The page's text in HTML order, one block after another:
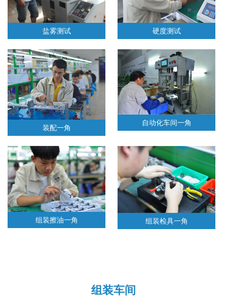
盐雾测试 硬度测试
装配一角
自动化车间一角
组装擦油一角 组装检具一角
组装车间